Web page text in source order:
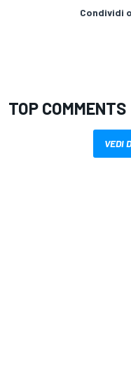
Condividi
TOP COMMENTS
VEDI